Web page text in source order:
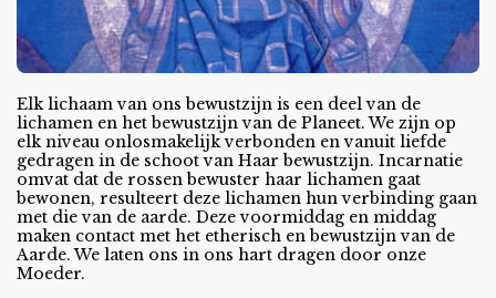
Elk lichaam van ons bewustzijn is een deel van de
lichamen en het bewustzijn van de Planeet. We zijn op
elk niveau onlosmakelijk verbonden en vanuit liefde
gedragen in de schoot van Haar bewustzijn. Incarnatie
omvat dat de rossen bewuster haar lichamen gaat
bewonen, resulteert deze lichamen hun verbinding gaan
met die van de aarde. Deze voormiddag en middag
maken contact met het etherisch en bewustzijn van de
Aarde. We laten ons in ons hart dragen door onze
Moeder.